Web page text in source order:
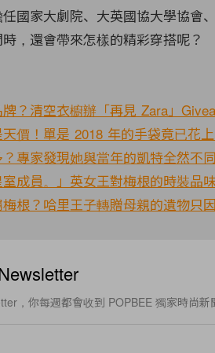
國家大劇院、大英國協大學協會
，還會帶來怎樣的精彩穿搭呢？
？清空衣櫥辦「再見 Zara」
天價！單是 2018 年的手袋竟已花
專家發現她與當年的凱特全然不同
室成員。」英女王對梅根的時裝品
根？哈里王子轉贈母親的遺物只
，你每週都會收到 POPBEE 獨家時尚新